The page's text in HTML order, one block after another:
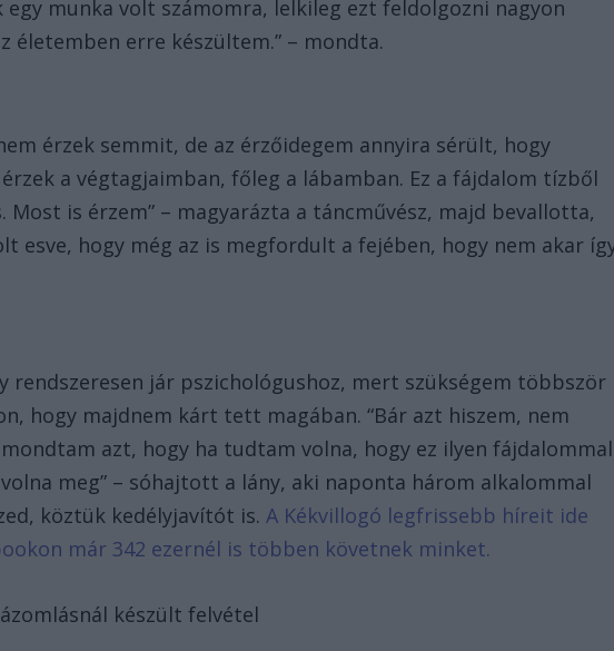
egy munka volt számomra, lelkileg ezt feldolgozni nagyon
életemben erre készültem.” – mondta.
érzek semmit, de az érzőidegem annyira sérült, hogy
a végtagjaimban, főleg a lábamban. Ez a fájdalom tízből
Most is érzem” – magyarázta a táncművész, majd bevallotta,
esve, hogy még az is megfordult a fejében, hogy nem akar
rendszeresen jár pszichológushoz, mert szükségem többször
hogy majdnem kárt tett magában. “Bár azt hiszem, nem
azt, hogy ha tudtam volna, hogy ez ilyen fájdalommal
meg” – sóhajtott a lány, aki naponta három alkalommal
köztük kedélyjavítót is. A Kékvillogó legfrissebb híreit ide
már 342 ezernél is többen követnek minket.
készült felvétel